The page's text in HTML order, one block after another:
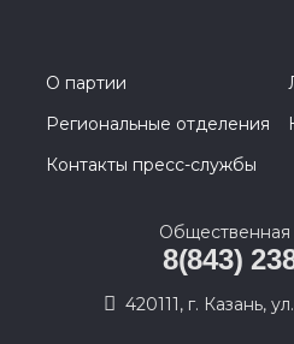
О партии
Региональные отделения
Контакты пресс-службы
8(843)
420111, г. Казань,